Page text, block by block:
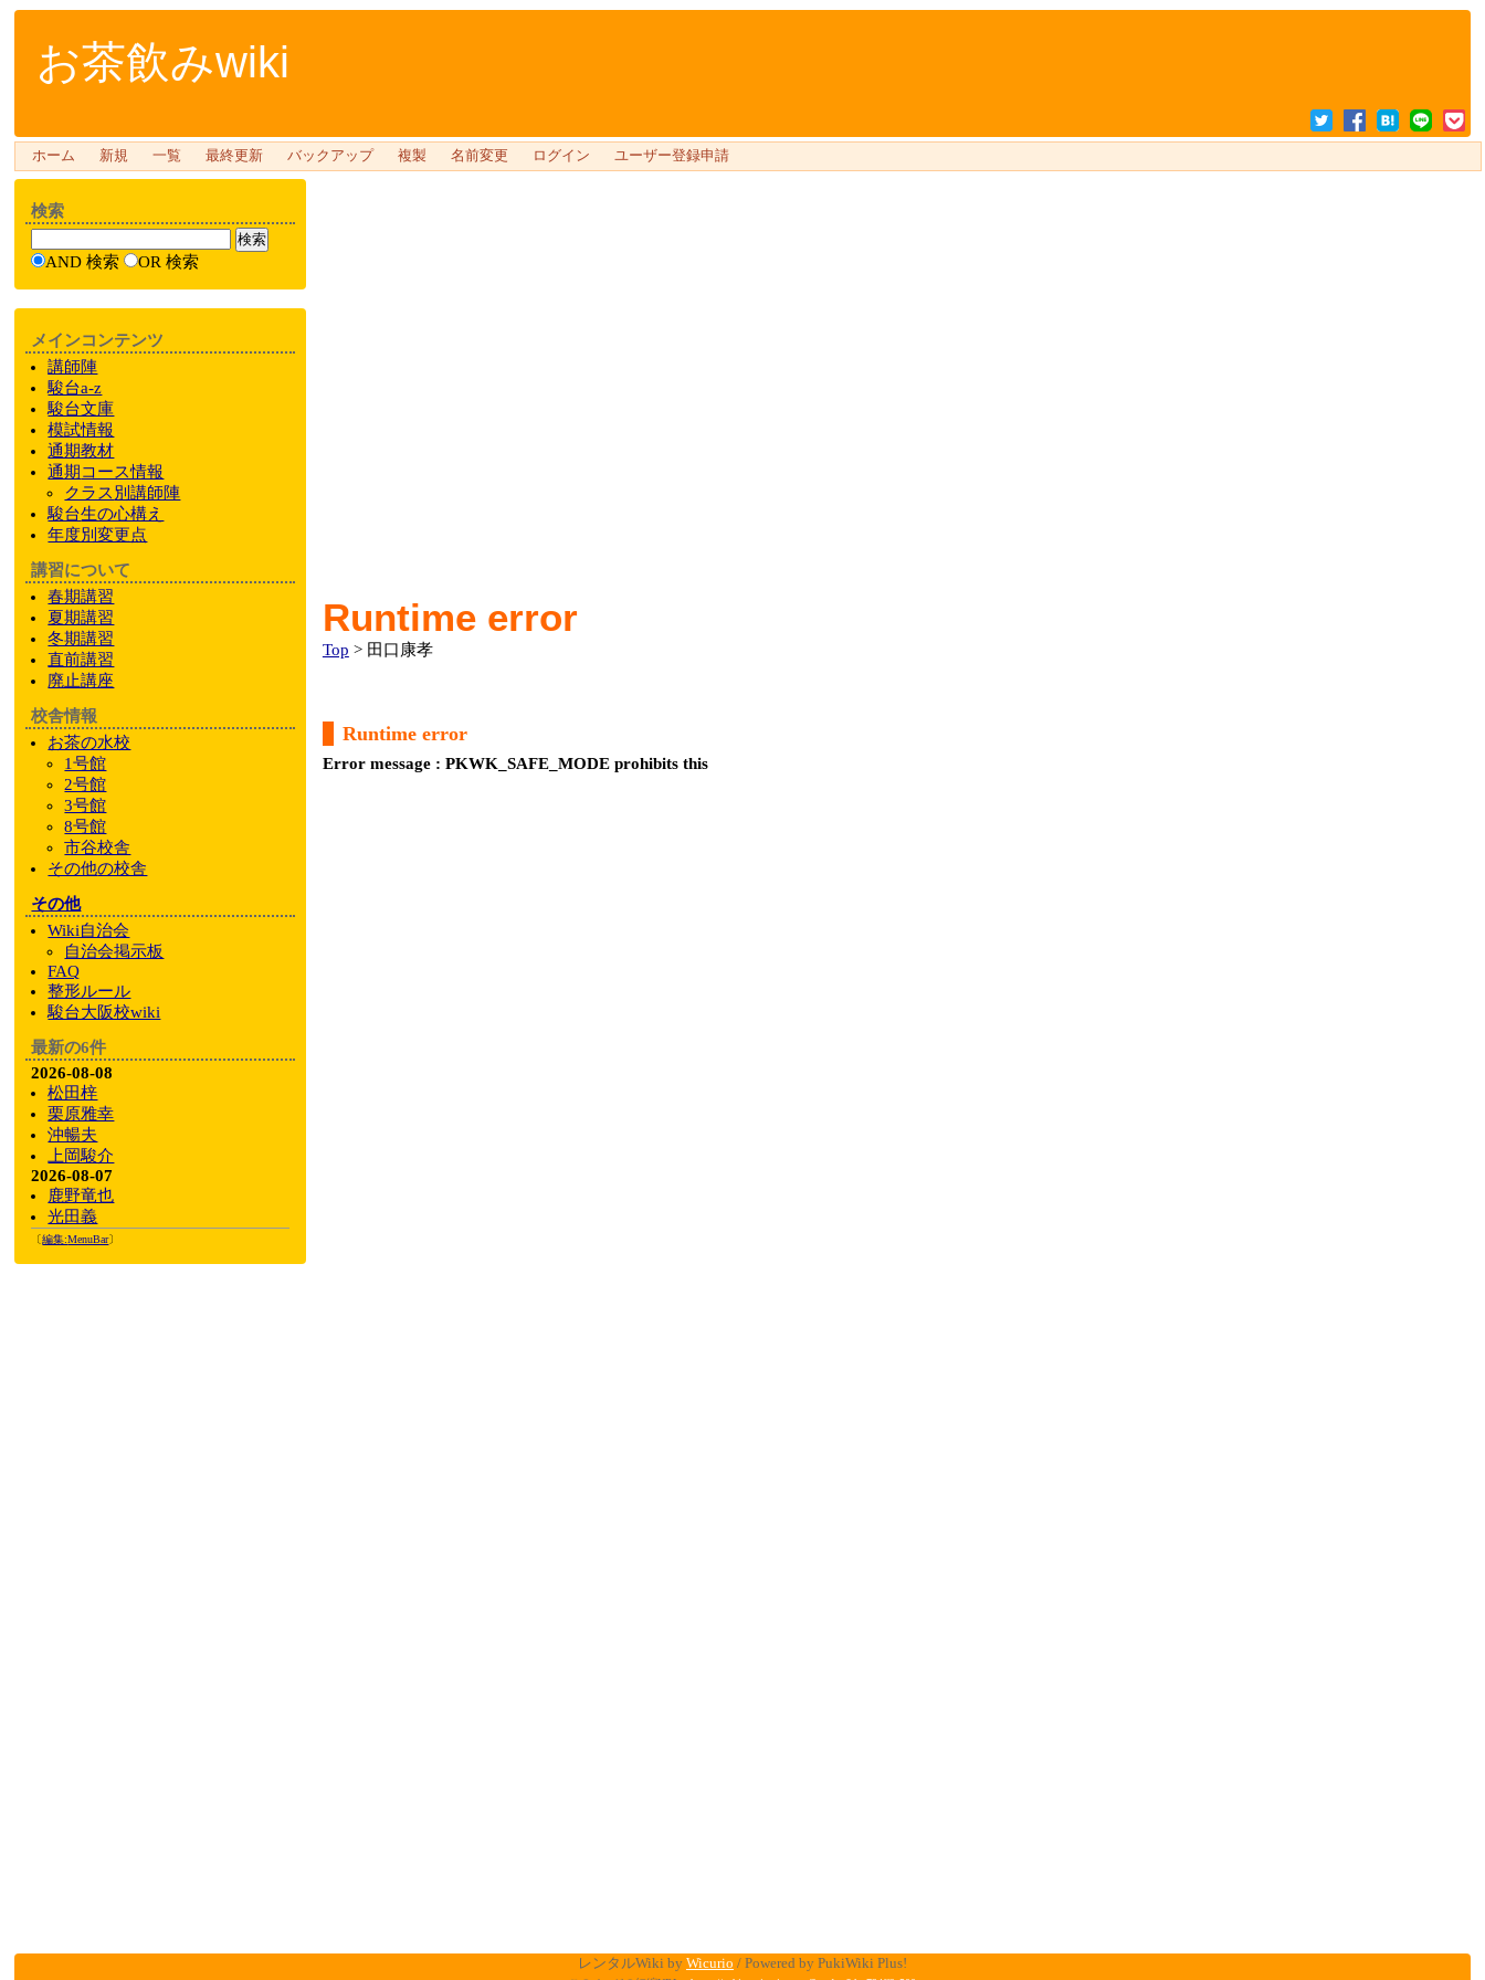
お茶飲みwiki
ホーム 新規 一覧 最終更新 バックアップ 複製 名前変更 ログイン ユーザー登録申請
Runtime error
Top > 田口康孝
Runtime error
Error message : PKWK_SAFE_MODE prohibits this
検索
AND 検索 OR 検索
メインコンテンツ
講師陣
駿台a-z
駿台文庫
模試情報
通期教材
通期 コース情報
クラス別講師陣
駿台生の心構え
年度別変更点
講習について
春期講習
夏期講習
冬期講習
直前講習
廃止講座
校舎情報
お茶の水校
1号館
2号館
3号館
8号館
市谷校舎
その他の校舎
その他
Wiki自治会
自治会掲示板
FAQ
整形ルール
駿台大阪校wiki
最新の6件
2026-08-08
松田梓
栗原雅幸
沖暢夫
上岡駿介
2026-08-07
鹿野竜也
光田義
〔編集:MenuBar〕
レンタルWiki by Wicurio / Powered by PukiWiki Plus!